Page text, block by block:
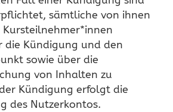
sämtliche von ihnen
die Kündigung und den
sowie über die
von Inhalten zu
Kündigung erfolgt die
des Nutzerkontos.